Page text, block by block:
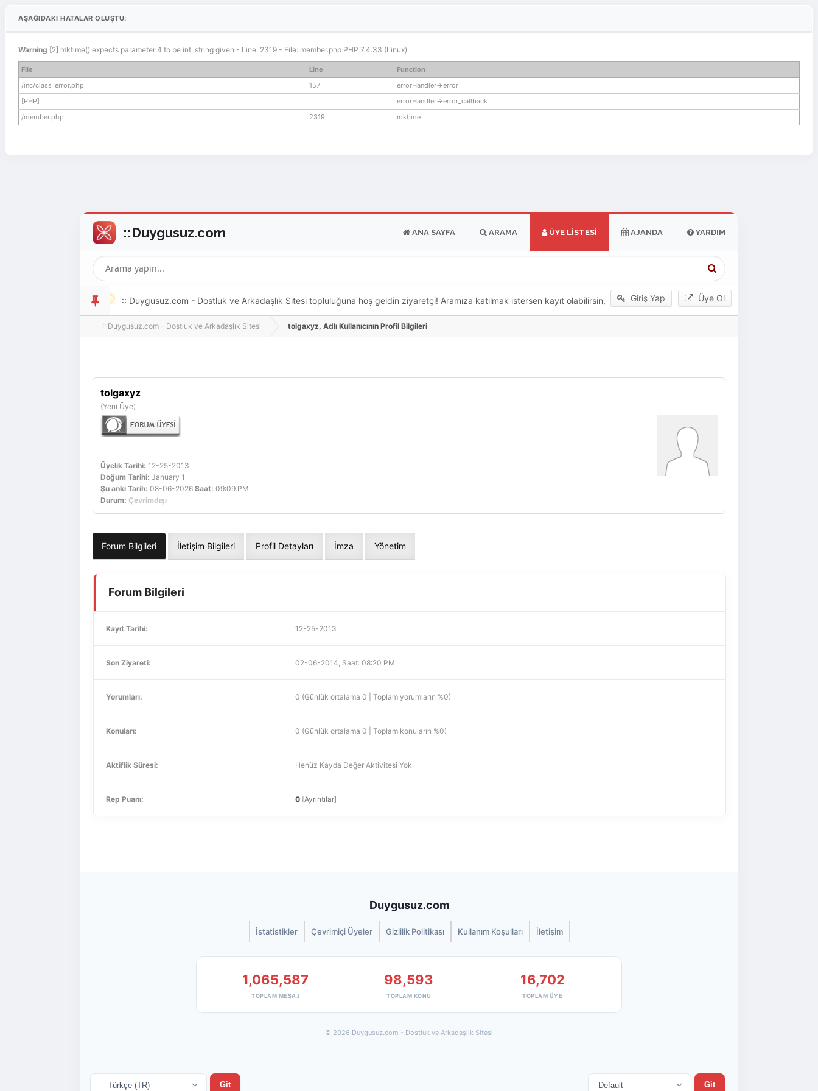
AŞAĞIDAKI HATALAR OLUŞTU:
Warning [2] mktime() expects parameter 4 to be int, string given - Line: 2319 - File: member.php PHP 7.4.33 (Linux)
File Line
Function
/inc/class_error.php
157
errorHandler->error
[PHP]
errorHandler->error_callback
/member.php
2319 mktime
ANA SAYFA ARAMA ÜYE LISTESI AJANDA YARDIM
Giriş Yap Üye Ol
:: Duygusuz.com - Dostluk ve Arkadaşlık Sitesi topluluğuna hoş geldin ziyaretçi! Aramıza katılmak istersen kayıt olabilirsin,
oldukça kolay ve zahmetsizdir.
:: Duygusuz.com - Dostluk ve Arkadaşlık Sitesi tolgaxyz, Adlı Kullanıcının Profil Bilgileri
tolgaxyz
(Yeni Üye)
Üyelik Tarihi: 12-25-2013
Doğum Tarihi: January 1
Şu anki Tarih: 08-06-2026 Saat: 09:09 PM
Durum: Çevrimdışı
Forum Bilgileri İletişim Bilgileri Profil Detayları İmza Yönetim
Forum Bilgileri
Kayıt Tarihi: 12-25-2013
Son Ziyareti: 02-06-2014, Saat: 08:20 PM
Yorumları: 0 (Günlük ortalama 0 | Toplam yorumların %0)
Konuları: 0 (Günlük ortalama 0 | Toplam konuların %0)
Aktiflik Süresi: Henüz Kayda Değer Aktivitesi Yok
Rep Puanı: 0 [Ayrıntılar]
Duygusuz.com
İstatistikler Çevrimiçi Üyeler Gizlilik Politikası Kullanım Koşulları İletişim
1,065,587
TOPLAM MESAJ
98,593
TOPLAM KONU
16,702
TOPLAM ÜYE
© 2026 Duygusuz.com - Dostluk ve Arkadaşlık Sitesi